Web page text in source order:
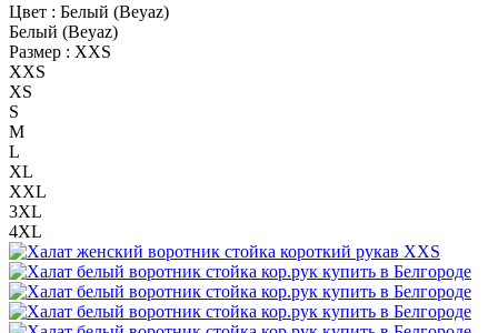
Цвет : Белый (Beyaz)
Белый (Beyaz)
Размер : XXS
XXS
XS
S
M
L
XL
XXL
3XL
4XL